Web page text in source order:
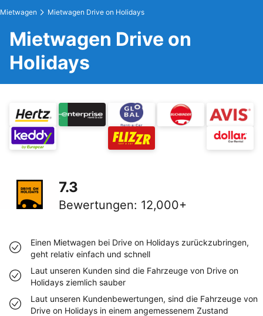
Mietwagen Mietwagen Drive on Holidays
Mietwagen Drive on
Holidays
7.3
Bewertungen: 12,000+
Einen Mietwagen bei Drive on Holidays zurückzubringen,
geht relativ einfach und schnell
Laut unseren Kunden sind die Fahrzeuge von Drive on
Holidays ziemlich sauber
Laut unseren Kundenbewertungen, sind die Fahrzeuge von
Drive on Holidays in einem angemessenem Zustand